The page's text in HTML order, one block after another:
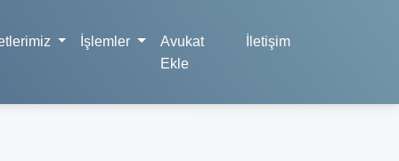
İşlemler
Avukat
Ekle
İletişim